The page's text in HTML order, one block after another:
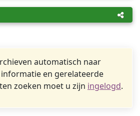
automatisch naar
en gerelateerde
zoeken moet u zijn ingelogd.